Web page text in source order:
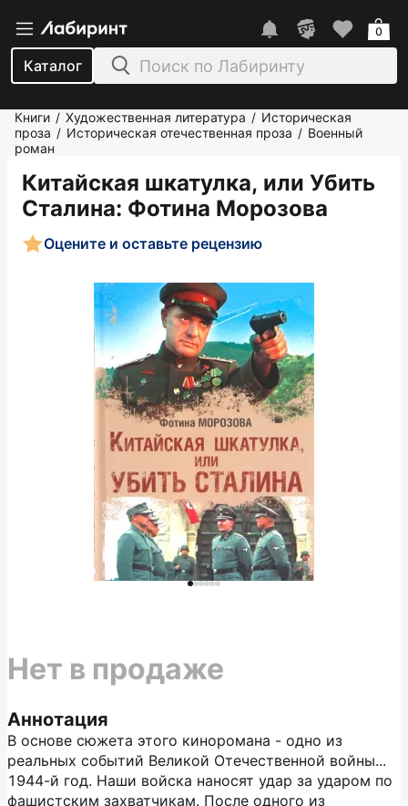
Каталог
0
Книги / Художественная литература / Историческая
проза / Историческая отечественная проза / Военный
роман
Китайская шкатулка, или Убить
Сталина: Фотина Морозова
Оцените и оставьте рецензию
Аннотация
В основе сюжета этого киноромана - одно из
реальных событий Великой Отечественной войны...
1944-й год. Наши войска наносят удар за ударом по
фашистским захватчикам. После одного из
Нет в продаже